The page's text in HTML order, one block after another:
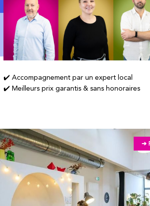
✔️ Accompagnement par un expert local
✔️ Meilleurs prix garantis & sans honoraires
➔